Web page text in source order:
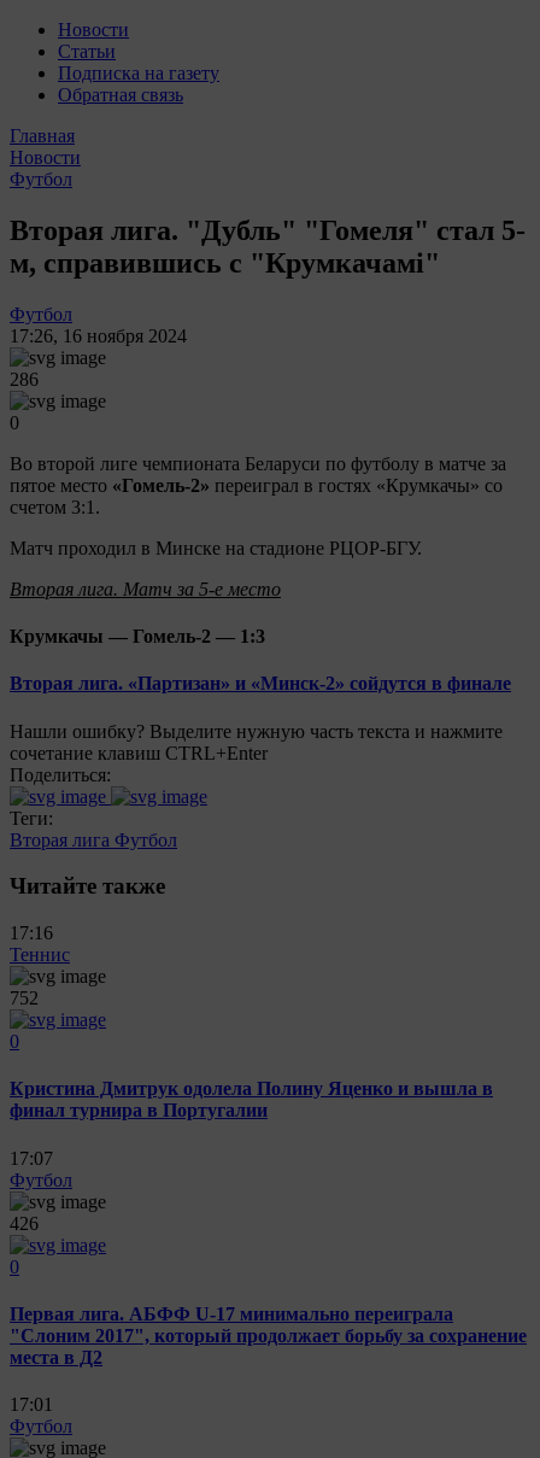
Новости
Статьи
Подписка на газету
Обратная связь
Главная
Новости
Футбол
Вторая лига. "Дубль" "Гомеля" стал 5-
м, справившись с "Крумкачамi"
Футбол
17:26, 16 ноября 2024
286
0
Во второй лиге чемпионата Беларуси по футболу в матче за
пятое место «Гомель-2» переиграл в гостях «Крумкачы» со
счетом 3:1.
Матч проходил в Минске на стадионе РЦОР-БГУ.
Вторая лига. Матч за 5-е место
Крумкачы — Гомель-2 — 1:3
Вторая лига. «Партизан» и «Минск-2» сойдутся в финале
Нашли ошибку? Выделите нужную часть текста и нажмите
сочетание клавиш CTRL+Enter
Поделиться:
Теги:
Вторая лига Футбол
Читайте также
17:16
Теннис
752
0
Кристина Дмитрук одолела Полину Яценко и вышла в
финал турнира в Португалии
17:07
Футбол
426
0
Первая лига. АБФФ U-17 минимально переиграла
"Слоним 2017", который продолжает борьбу за сохранение
места в Д2
17:01
Футбол